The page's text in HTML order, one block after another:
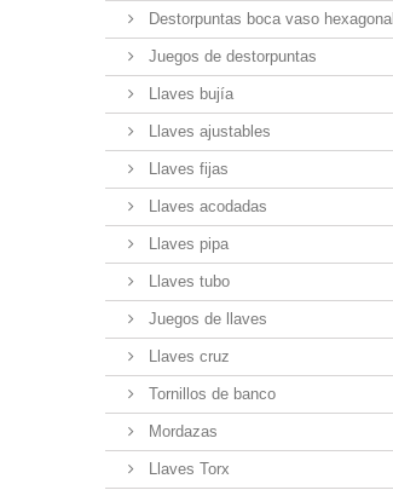
Destorpuntas boca vaso hexagonal
Juegos de destorpuntas
Llaves bujía
Llaves ajustables
Llaves fijas
Llaves acodadas
Llaves pipa
Llaves tubo
Juegos de llaves
Llaves cruz
Tornillos de banco
Mordazas
Llaves Torx